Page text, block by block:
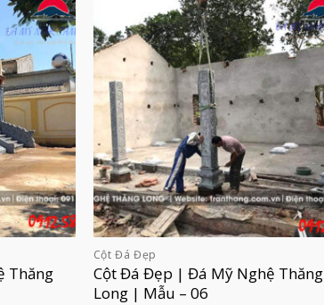
Thăng
Cột Đá Đẹp
Cột Đá Đẹp | Đá Mỹ Nghệ Thăng
Long | Mẫu – 06